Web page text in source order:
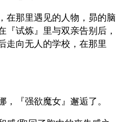
在那里遇见的人物，昴的脑
『试炼』里与双亲告别后，
走向无人的学校，在那里
『强欲魔女』邂逅了。